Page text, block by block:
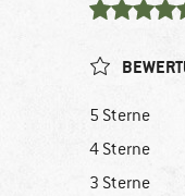
5 Sterne
4 Sterne
3 Sterne